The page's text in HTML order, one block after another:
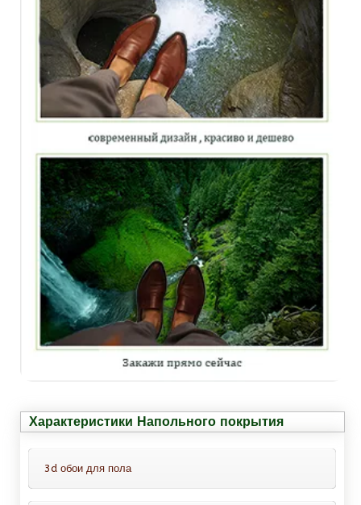
Характеристики Напольного покрытия
3d обои для пола